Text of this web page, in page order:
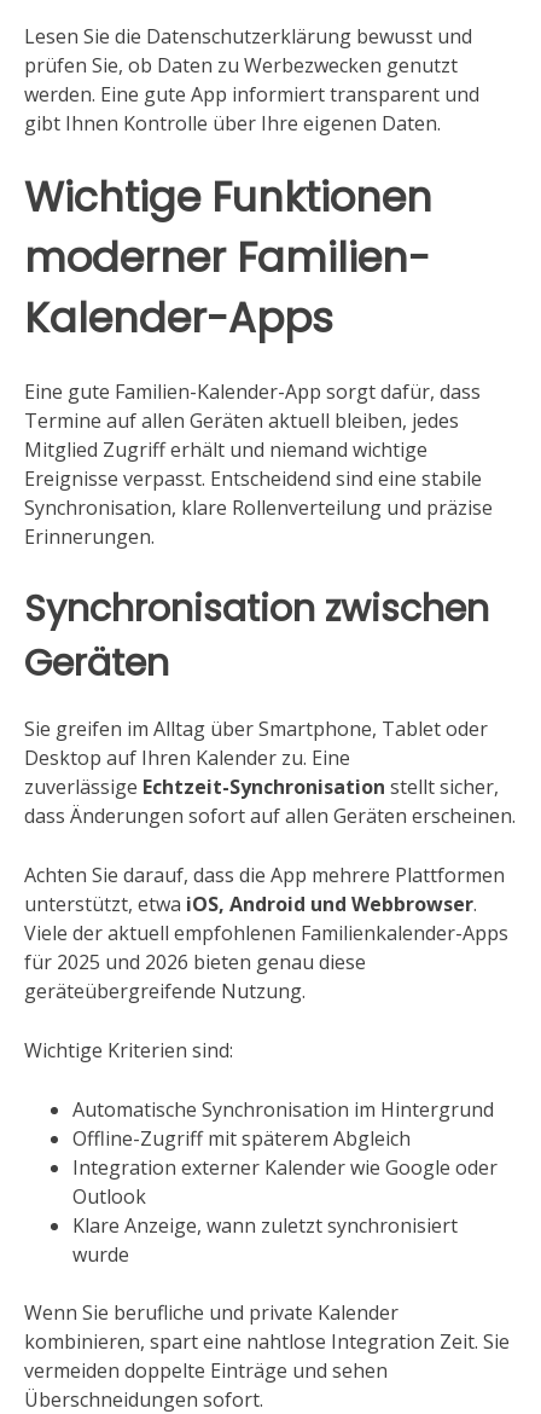
Lesen Sie die Datenschutzerklärung bewusst und
prüfen Sie, ob Daten zu Werbezwecken genutzt
werden. Eine gute App informiert transparent und
gibt Ihnen Kontrolle über Ihre eigenen Daten.
Wichtige Funktionen
moderner Familien-
Kalender-Apps
Eine gute Familien-Kalender-App sorgt dafür, dass
Termine auf allen Geräten aktuell bleiben, jedes
Mitglied Zugriff erhält und niemand wichtige
Ereignisse verpasst. Entscheidend sind eine stabile
Synchronisation, klare Rollenverteilung und präzise
Erinnerungen.
Synchronisation zwischen
Geräten
Sie greifen im Alltag über Smartphone, Tablet oder
Desktop auf Ihren Kalender zu. Eine
zuverlässige Echtzeit-Synchronisation stellt sicher,
dass Änderungen sofort auf allen Geräten erscheinen.
Achten Sie darauf, dass die App mehrere Plattformen
unterstützt, etwa iOS, Android und Webbrowser.
Viele der aktuell empfohlenen Familienkalender-Apps
für 2025 und 2026 bieten genau diese
geräteübergreifende Nutzung.
Wichtige Kriterien sind:
Automatische Synchronisation im Hintergrund
Offline-Zugriff mit späterem Abgleich
Integration externer Kalender wie Google oder
Outlook
Klare Anzeige, wann zuletzt synchronisiert
wurde
Wenn Sie berufliche und private Kalender
kombinieren, spart eine nahtlose Integration Zeit. Sie
vermeiden doppelte Einträge und sehen
Überschneidungen sofort.